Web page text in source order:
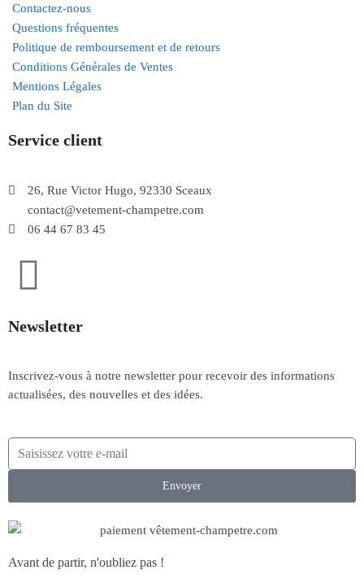
Contactez-nous
Questions fréquentes
Politique de remboursement et de retours
Conditions Générales de Ventes
Mentions Légales
Plan du Site
Service client
26, Rue Victor Hugo, 92330 Sceaux
contact@vetement-champetre.com
06 44 67 83 45
Newsletter
Inscrivez-vous à notre newsletter pour recevoir des informations
actualisées, des nouvelles et des idées.
Envoyer
Avant de partir, n'oubliez pas !